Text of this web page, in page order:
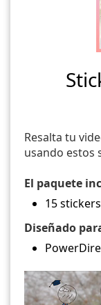
Resalta tu
usando estos
El paquete
15 stickers
Diseñado